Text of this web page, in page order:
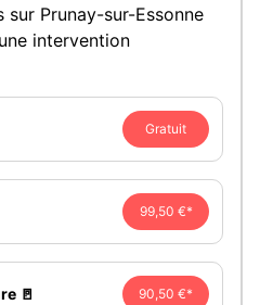
Prunay-sur-Essonne
intervention
Gratuit
99,50 €*
🚪 90,50 €*